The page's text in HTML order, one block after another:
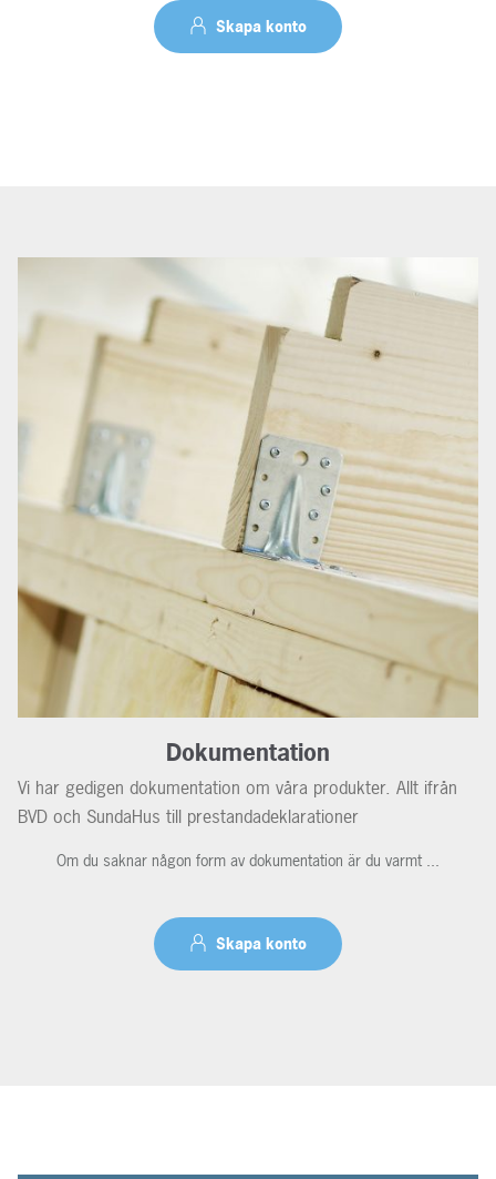
Skapa konto
Dokumentation
Vi har gedigen dokumentation om våra produkter. Allt ifrån
BVD och SundaHus till prestandadeklarationer
Om du saknar någon form av dokumentation är du varmt ...
Skapa konto